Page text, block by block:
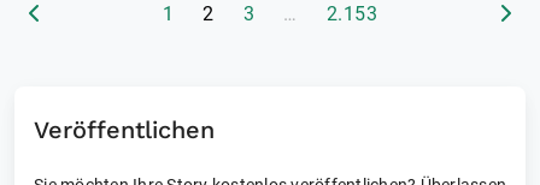
1 2 (aktuelle Seite)
3 … 2.153
Veröffentlichen